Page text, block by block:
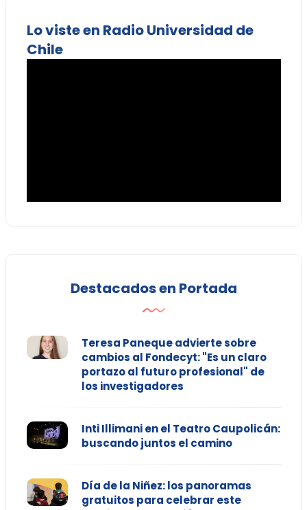
Lo viste en Radio Universidad de
Chile
Destacados en Portada
Teresa Paneque advierte sobre
cambios al Fondecyt: "Es un claro
portazo al futuro profesional" de
los investigadores
Inti Illimani en el Teatro Caupolicán:
buscando juntos el camino
Día de la Niñez: los panoramas
gratuitos para celebrar este